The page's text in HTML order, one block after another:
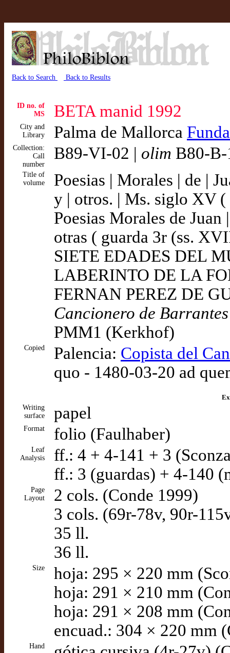
Back to Search Back to Results
ID no. of
MS
BETA manid 1992
City and
Library
Palma de Mallorca
Collection:
Call
number
B89-VI-02 | olim B80-
Title of
volume
Poesias | Morales | de |
y | otros. | Ms. siglo XV (
Poesias Morales de
otras ( guarda 3r (ss.
SIETE EDADES DEL
LABERINTO DE LA
FERNAN PEREZ DE
Cancionero de Barrantes
PMM1 (Kerkhof)
Copied Palencia: Copista del
quo - 1480-03-20 ad
Writing
surface
papel
Format folio (Faulhaber)
Leaf
Analysis
ff.: 4 + 4-141 + 3
ff.: 3 (guardas) + 4-140
Page
Layout
2 cols. (Conde 1999)
3 cols. (69r-78v, 90r-
35 ll.
36 ll.
Size
hoja: 295 × 220 mm
hoja: 291 × 210 mm
hoja: 291 × 208 mm
encuad.: 304 × 220 mm
Hand